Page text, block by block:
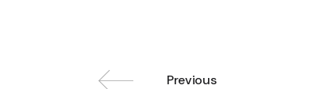
Previous